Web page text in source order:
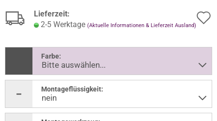
Lieferzeit:
2-5 Werktage (Aktuelle Informationen & Lieferzeit Ausland)
Farbe:
Montageflüssigkeit: